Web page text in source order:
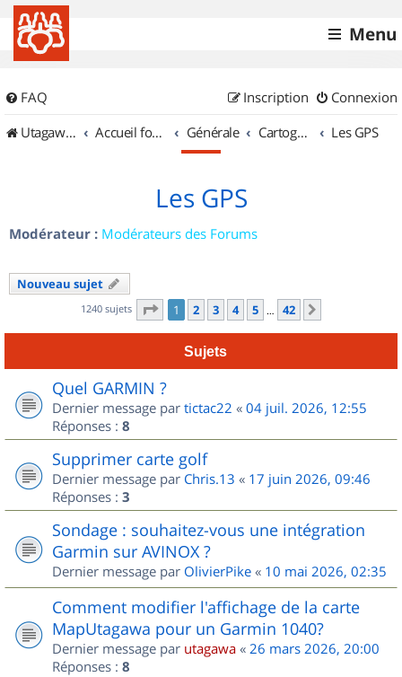
Menu
FAQ Connexion
Inscription
UtagawaVTT (Randos VTT et VTTAE avec traces GPS)
Accueil forum Générale Cartographie et GPS Les GPS
Les GPS
Modérateur : Modérateurs des Forums
Nouveau sujet
1240 sujets Page 1sur
1 2 3 4 5 … 42
Sujets
Quel GARMIN ?
Dernier message par tictac22 « 04 juil. 2026, 12:55
Réponses : 8
Supprimer carte golf
Dernier message par Chris.13 « 17 juin 2026, 09:46
Réponses : 3
Sondage : souhaitez-vous une intégration
Garmin sur AVINOX ?
Dernier message par OlivierPike « 10 mai 2026, 02:35
Comment modifier l'affichage de la carte
MapUtagawa pour un Garmin 1040?
Dernier message par utagawa « 26 mars 2026, 20:00
Réponses : 8